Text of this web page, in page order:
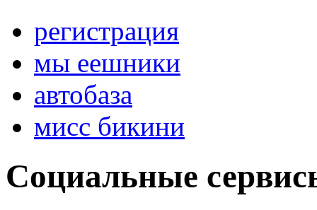
регистрация
мы еешники
автобаза
мисс бикини
Социальные